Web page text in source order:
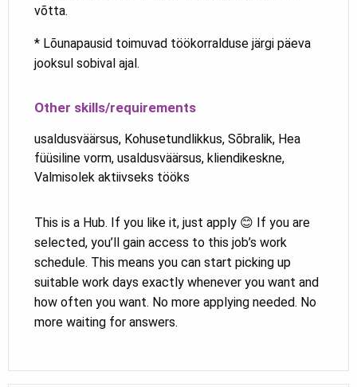
võtta.
* Lõunapausid toimuvad töökorralduse järgi päeva
jooksul sobival ajal.
Other skills/requirements
usaldusväärsus, Kohusetundlikkus, Sõbralik, Hea
füüsiline vorm, usaldusväärsus, kliendikeskne,
Valmisolek aktiivseks tööks
This is a Hub. If you like it, just apply 😊 If you are
selected, you’ll gain access to this job’s work
schedule. This means you can start picking up
suitable work days exactly whenever you want and
how often you want. No more applying needed. No
more waiting for answers.